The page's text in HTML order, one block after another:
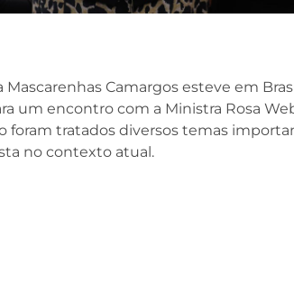
Mascarenhas Camargos esteve em
um encontro com a Ministra Rosa
foram tratados diversos temas
no contexto atual.